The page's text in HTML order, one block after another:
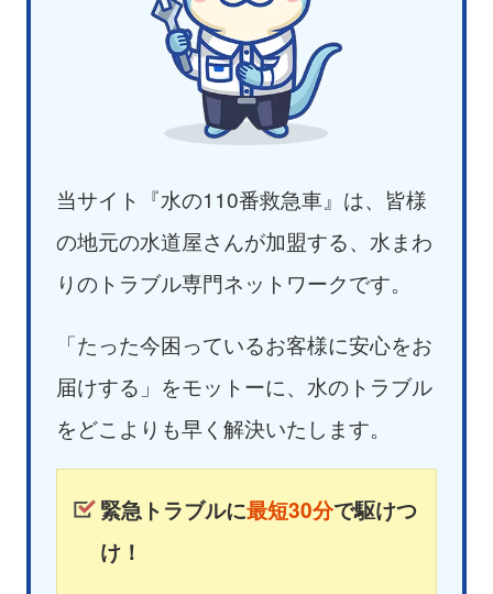
当サイト『水の110番救急車』は、皆様
の地元の水道屋さんが加盟する、水まわ
りのトラブル専門ネットワークです。
「たった今困っているお客様に安心をお
届けする」をモットーに、水のトラブル
をどこよりも早く解決いたします。
緊急トラブルに最短30分で駆けつ
け！